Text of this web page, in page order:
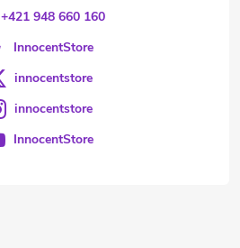
+421 948 660 160
InnocentStore
innocentstore
innocentstore
InnocentStore